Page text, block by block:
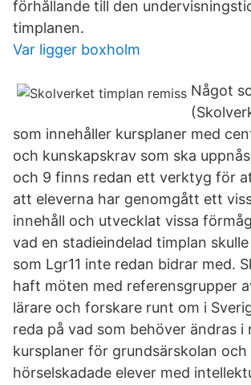
förhållande till den
timplanen.
Var ligger boxholm
Något
som innehåller kursplaner med
och kunskapskrav som ska
och 9 finns redan ett verktyg för
att eleverna har genomgått ett
innehåll och utvecklat vissa
vad en stadieindelad timplan
som Lgr11 inte redan bidrar med.
haft möten med referensgrupper
lärare och forskare runt om i
reda på vad som behöver ändras i
kursplaner för grundsärskolan
hörselskadade elever med